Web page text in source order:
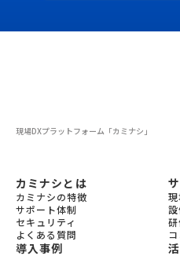
現場DXプラットフォーム 「カミナシ」
カミナシとは
カミナシの特徴
サポート体制
セキュリティ
よくある質問
導入事例